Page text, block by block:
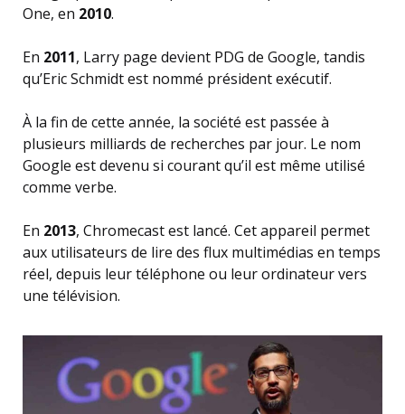
One, en 2010.
En 2011, Larry page devient PDG de Google, tandis
qu’Eric Schmidt est nommé président exécutif.
À la fin de cette année, la société est passée à
plusieurs milliards de recherches par jour. Le nom
Google est devenu si courant qu’il est même utilisé
comme verbe.
En 2013, Chromecast est lancé. Cet appareil permet
aux utilisateurs de lire des flux multimédias en temps
réel, depuis leur téléphone ou leur ordinateur vers
une télévision.